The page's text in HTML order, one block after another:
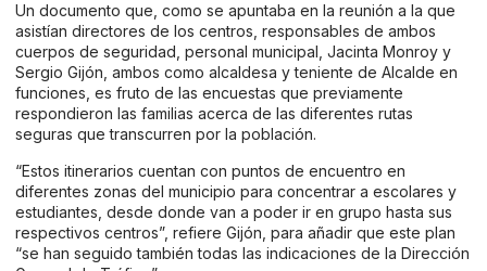
Un documento que, como se apuntaba en la reunión a la que
asistían directores de los centros, responsables de ambos
cuerpos de seguridad, personal municipal, Jacinta Monroy y
Sergio Gijón, ambos como alcaldesa y teniente de Alcalde en
funciones, es fruto de las encuestas que previamente
respondieron las familias acerca de las diferentes rutas
seguras que transcurren por la población.
“Estos itinerarios cuentan con puntos de encuentro en
diferentes zonas del municipio para concentrar a escolares y
estudiantes, desde donde van a poder ir en grupo hasta sus
respectivos centros”, refiere Gijón, para añadir que este plan
“se han seguido también todas las indicaciones de la Dirección